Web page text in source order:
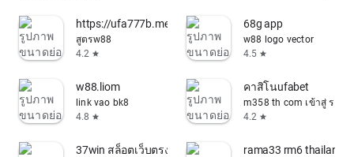
https://ufa777b.meauto.cloud/ufa777b/ufabet/login
สูตรw88
4.2 star
68g app
w88 logo vector
4.5 star
w88.liom
link vao bk8
4.8 star
คาสิโนufabet
m358 th com เข้าสู่ ระบบ
4.2 star
37win สล็อตเว็บตรงอันดับ 1 rama33 rm6 thailand